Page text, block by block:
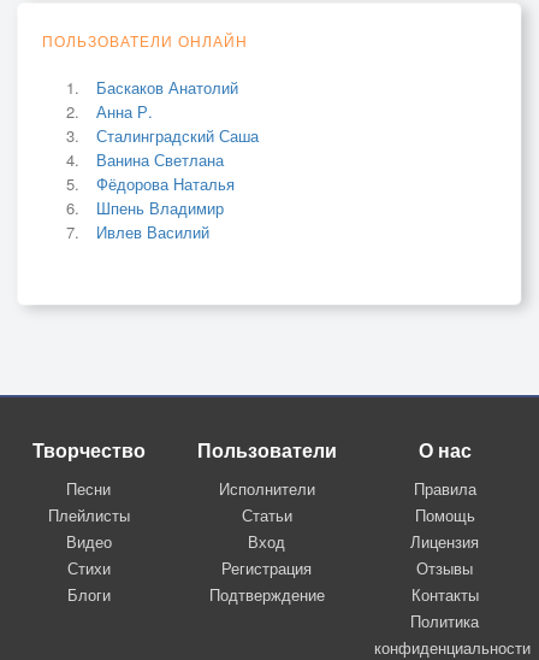
ПОЛЬЗОВАТЕЛИ ОНЛАЙН
Баскаков Анатолий
Анна Р.
Сталинградский Саша
Ванина Светлана
Фёдорова Наталья
Шпень Владимир
Ивлев Василий
Творчество
Песни
Плейлисты
Видео
Стихи
Блоги
Пользователи
Исполнители
Статьи
Вход
Регистрация
Подтверждение
О нас
Правила
Помощь
Лицензия
Отзывы
Контакты
Политика
конфиденциальности